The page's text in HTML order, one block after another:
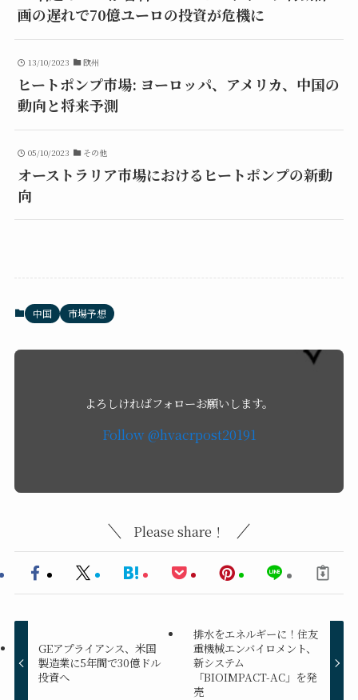
画の遅れで70億ユーロの投資が危機に
13/10/2023 欧州
ヒートポンプ市場: ヨーロッパ、アメリカ、中国の
動向と将来予測
05/10/2023 その他
オーストラリア市場におけるヒートポンプの新動
向
中国 市場予想
よろしければフォローお願いします。
Follow @hvacrpost20191
Please share！
GEアプライアンス、米国
製造業に5年間で30億ドル
投資へ
排水をエネルギーに！住友
重機械エンバイロメント、
新システム
「BIOIMPACT-AC」を発
売